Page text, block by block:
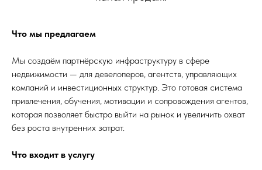
Что мы предлагаем
Мы создаём партнёрскую инфраструктуру в сфере
недвижимости — для девелоперов, агентств, управляющих
компаний и инвестиционных структур. Это готовая система
привлечения, обучения, мотивации и сопровождения агентов,
которая позволяет быстро выйти на рынок и увеличить охват
без роста внутренних затрат.
Что входит в услугу